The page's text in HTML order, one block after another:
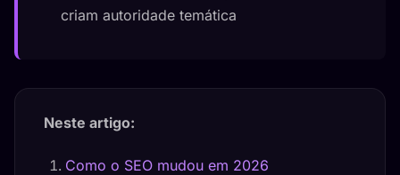
criam autoridade temática
Neste artigo:
Como o SEO mudou em 2026